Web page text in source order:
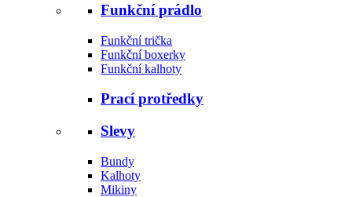
Funkční prádlo
Funkční trička
Funkční boxerky
Funkční kalhoty
Prací protředky
Slevy
Bundy
Kalhoty
Mikiny